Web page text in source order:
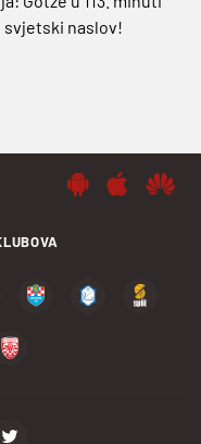
svjetski naslov!